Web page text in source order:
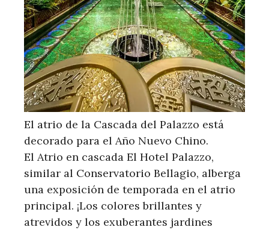
El atrio de la Cascada del Palazzo está
decorado para el Año Nuevo Chino.
El Atrio en cascada El Hotel Palazzo,
similar al Conservatorio Bellagio, alberga
una exposición de temporada en el atrio
principal. ¡Los colores brillantes y
atrevidos y los exuberantes jardines